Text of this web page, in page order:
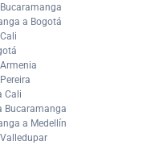
a Bogotá
Cali
Bucaramanga
a Medellín